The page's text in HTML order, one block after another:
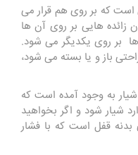
که بر روی هم قرار می
زائده هایی بر روی آن ها
بر روی یکدیگر می شود.
باز و یا بسته می شود،
به وجود آمده است که
شیار شود و اگر بخواهید
بدنه قفل است که با فشار